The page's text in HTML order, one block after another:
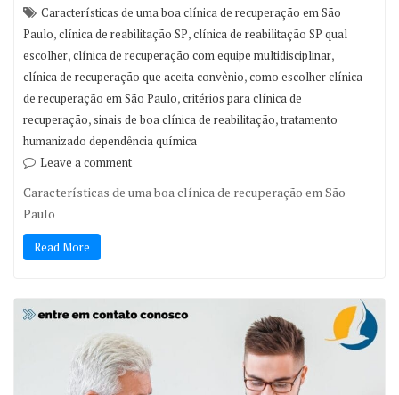
Características de uma boa clínica de recuperação em São
Paulo,clínica de reabilitação SP,clínica de reabilitação SP qual
escolher,clínica de recuperação com equipe multidisciplinar,
clínica de recuperação que aceita convênio,como escolher clínica
de recuperação em São Paulo,critérios para clínica de
recuperação,sinais de boa clínica de reabilitação,tratamento
humanizado dependência química
Leave a comment
Características de uma boa clínica de recuperação em São
Paulo
Read More